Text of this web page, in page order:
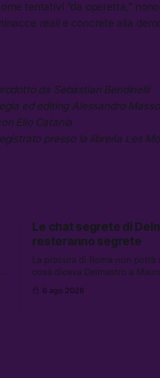
tentativi “da operetta,”
realie concrete alla
da Sebastian Bendinelli
ed editing Alessandro
Elio Catania
presso la libreria Les
Le chat segrete di
resteranno segrete
La procura di Roma non potrà
cosa diceva Delmastro a
clan Senese. Tra le altre
6 ago 2026